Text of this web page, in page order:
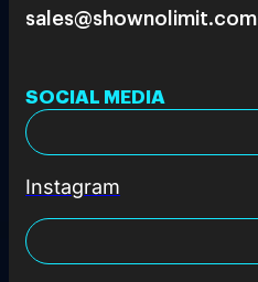
sales@shownolimit.com
SOCIAL MEDIA
Instagram